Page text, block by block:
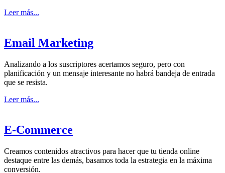
Leer más...
Email Marketing
Analizando a los suscriptores acertamos seguro, pero con
planificación y un mensaje interesante no habrá bandeja de entrada
que se resista.
Leer más...
E-Commerce
Creamos contenidos atractivos para hacer que tu tienda online
destaque entre las demás, basamos toda la estrategia en la máxima
conversión.